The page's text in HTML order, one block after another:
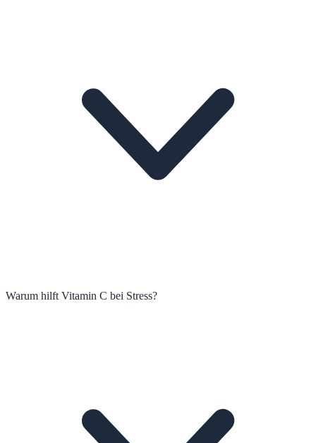
Warum hilft Vitamin C bei Stress?